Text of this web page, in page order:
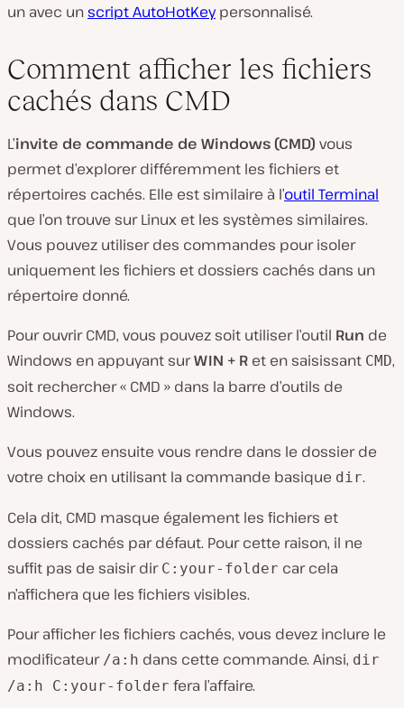
un avec unscript AutoHotKeypersonnalisé.
Comment afficher les fichiers
cachés dans CMD
L’invite de commande de Windows (CMD) vous
permet d’explorer différemment les fichiers et
répertoires cachés. Elle est similaire à l’outil Terminal
que l’on trouve sur Linux et les systèmes similaires.
Vous pouvez utiliser des commandes pour isoler
uniquement les fichiers et dossiers cachés dans un
répertoire donné.
Pour ouvrir CMD, vous pouvez soit utiliser l’outil Run de
Windows en appuyant surWIN + R et en saisissant CMD,
soit rechercher « CMD » dans la barre d’outils de
Windows.
Vous pouvez ensuite vous rendre dans le dossier de
votre choix en utilisant la commande basique dir.
Cela dit, CMD masque également les fichiers et
dossiers cachés par défaut. Pour cette raison, il ne
suffit pas de saisir dir C:your-folder car cela
n’affichera que les fichiers visibles.
Pour afficher les fichiers cachés, vous devez inclure le
modificateur /a:h dans cette commande. Ainsi, dir
/a:h C:your-folder fera l’affaire.